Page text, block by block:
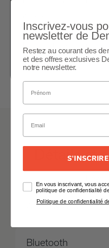
personnalisables
transpiration
Détails et
Audio & ANC
Bluetooth
Inscrivez-vous
newsletter de
Restez au courant des
et des offres exclusives
notre newsletter.
En vous inscrivant, vous
politique de confidentialité
Politique de confidentialité